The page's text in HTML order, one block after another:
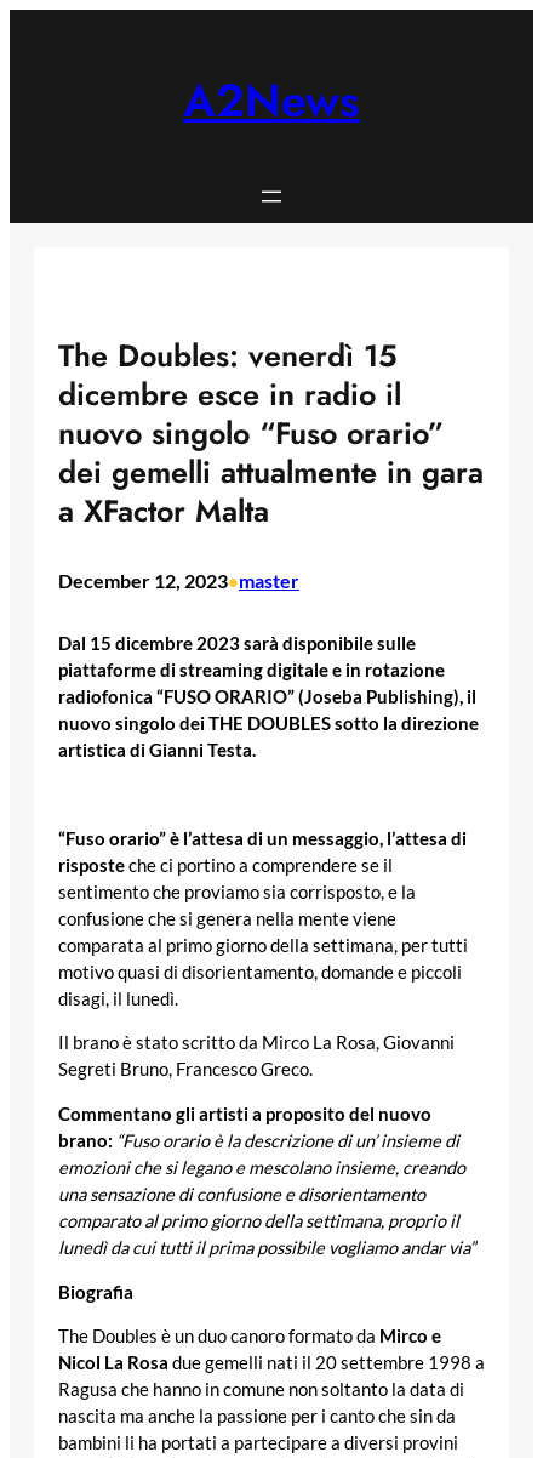
A2News
The Doubles: venerdì 15
dicembre esce in radio il
nuovo singolo “Fuso orario”
dei gemelli attualmente in gara
a XFactor Malta
December 12, 2023•master
Dal 15 dicembre 2023 sarà disponibile sulle
piattaforme di streaming digitale e in rotazione
radiofonica “FUSO ORARIO” (Joseba Publishing), il
nuovo singolo dei THE DOUBLES sotto la direzione
artistica di Gianni Testa.
“Fuso orario” è l’attesa di un messaggio, l’attesa di
risposteche ci portino a comprendere se il
sentimento che proviamo sia corrisposto, e la
confusione che si genera nella mente viene
comparata al primo giorno della settimana, per tutti
motivo quasi di disorientamento, domande e piccoli
disagi, il lunedì.
Il brano è stato scritto da Mirco La Rosa, Giovanni
Segreti Bruno, Francesco Greco.
Commentano gli artisti a proposito del nuovo
brano: “Fuso orario è la descrizione di un’ insieme di
emozioni che si legano e mescolano insieme, creando
una sensazione di confusione e disorientamento
comparato al primo giorno della settimana, proprio il
lunedì da cui tutti il prima possibile vogliamo andar via”
Biografia
The Doubles è un duo canoro formato da Mirco e
Nicol La Rosa due gemelli nati il 20 settembre 1998 a
Ragusa che hanno in comune non soltanto la data di
nascita ma anche la passione per i canto che sin da
bambini li ha portati a partecipare a diversi provini